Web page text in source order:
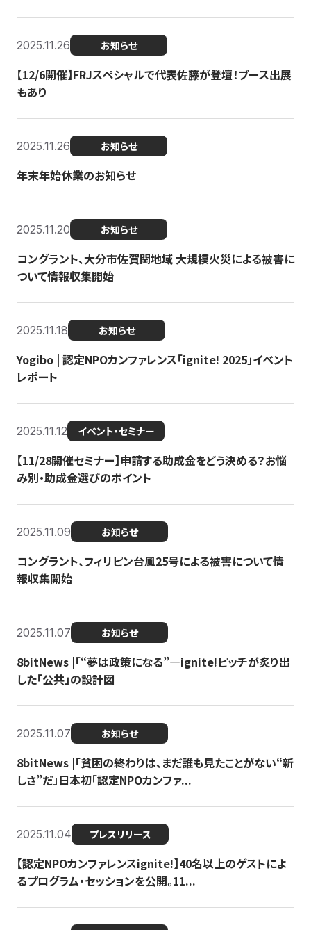
2025.11.26 お知らせ
【12/6開催】FRJスペシャルで代表佐藤が登壇！ブース出展
もあり
2025.11.26 お知らせ
年末年始休業のお知らせ
2025.11.20 お知らせ
コングラント、大分市佐賀関地域 大規模火災による被害に
ついて情報収集開始
2025.11.18 お知らせ
Yogibo | 認定NPOカンファレンス「ignite! 2025」イベント
レポート
2025.11.12 イベント・セミナー
【11/28開催セミナー】申請する助成金をどう決める？お悩
み別・助成金選びのポイント
2025.11.09 お知らせ
コングラント、フィリピン台風25号による被害について情
報収集開始
2025.11.07 お知らせ
8bitNews |「“夢は政策になる”—ignite!ピッチが炙り出
した「公共」の設計図
2025.11.07 お知らせ
8bitNews |「貧困の終わりは、まだ誰も見たことがない“新
しさ”だ」日本初「認定NPOカンファ...
2025.11.04 プレスリリース
【認定NPOカンファレンスignite!】40名以上のゲストによ
るプログラム・セッションを公開。11...